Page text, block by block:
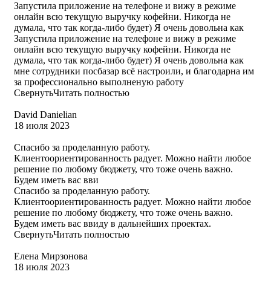
Запустила приложение на телефоне и вижу в режиме
онлайн всю текущую выручку кофейни. Никогда не
думала, что так когда-либо будет) Я очень довольна как
Запустила приложение на телефоне и вижу в режиме
онлайн всю текущую выручку кофейни. Никогда не
думала, что так когда-либо будет) Я очень довольна как
мне сотрудники посбазар всё настроили, и благодарна им
за профессионально выполненую работу
СвернутьЧитать полностью
David Danielian
18 июля 2023
Спасибо за проделанную работу.
Клиентоориентированность радует. Можно найти любое
решение по любому бюджету, что тоже очень важно.
Будем иметь вас вви
Спасибо за проделанную работу.
Клиентоориентированность радует. Можно найти любое
решение по любому бюджету, что тоже очень важно.
Будем иметь вас ввиду в дальнейших проектах.
СвернутьЧитать полностью
Елена Мирзонова
18 июля 2023